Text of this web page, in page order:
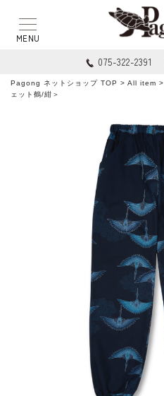
075-322-2391
Pagong ネットショップ TOP > All item >
ェット鶴/紺＞